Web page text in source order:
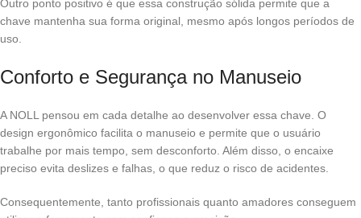
Outro ponto positivo é que essa construção sólida permite que a
chave mantenha sua forma original, mesmo após longos períodos de
uso.
Conforto e Segurança no Manuseio
A NOLL pensou em cada detalhe ao desenvolver essa chave. O
design ergonômico facilita o manuseio e permite que o usuário
trabalhe por mais tempo, sem desconforto. Além disso, o encaixe
preciso evita deslizes e falhas, o que reduz o risco de acidentes.
Consequentemente, tanto profissionais quanto amadores conseguem